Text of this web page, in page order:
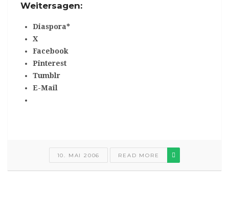
Weitersagen:
Diaspora*
X
Facebook
Pinterest
Tumblr
E-Mail
10. MAI 2006 READ MORE